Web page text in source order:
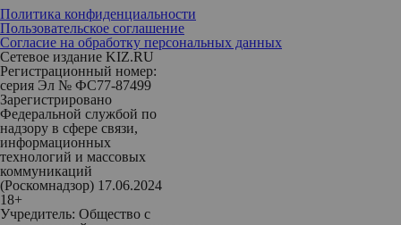
Политика конфиденциальности
Пользовательское соглашение
Согласие на обработку персональных данных
Сетевое издание KIZ.RU
Регистрационный номер:
серия Эл № ФС77-87499
Зарегистрировано
Федеральной службой по
надзору в сфере связи,
информационных
технологий и массовых
коммуникаций
(Роскомнадзор) 17.06.2024
18+
Учредитель: Общество с